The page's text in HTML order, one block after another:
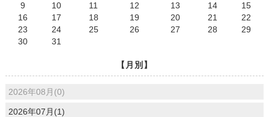
9 10 11 12 13 14
15
16
17 18 19 20 21
22
23
24 25 26 27 28
29
30
31
【月別】
2026年08月(0)
2026年07月(1)